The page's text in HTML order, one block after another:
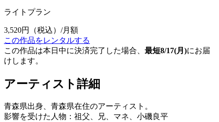
ライトプラン
3,520円
（税込）/月額
この作品をレンタルする
この作品は本日中に決済完了した場合、 最短8/17(月)にお届
けします。
アーティスト詳細
青森県出身、青森県在住のアーティスト。
影響を受けた人物：祖父、兄、マネ、小磯良平